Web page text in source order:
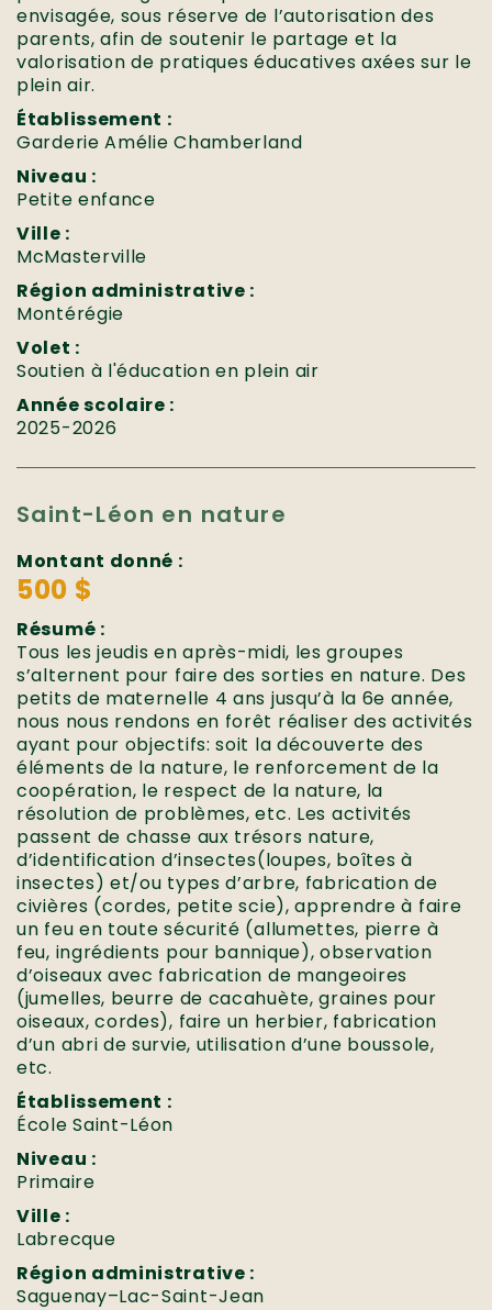
envisagée, sous réserve de l’autorisation des
parents, afin de soutenir le partage et la
valorisation de pratiques éducatives axées sur le
plein air.
Établissement :
Garderie Amélie Chamberland
Niveau :
Petite enfance
Ville :
McMasterville
Région administrative :
Montérégie
Volet :
Soutien à l'éducation en plein air
Année scolaire :
2025-2026
Saint-Léon en nature
Montant donné :
500 $
Résumé :
Tous les jeudis en après-midi, les groupes
s’alternent pour faire des sorties en nature. Des
petits de maternelle 4 ans jusqu’à la 6e année,
nous nous rendons en forêt réaliser des activités
ayant pour objectifs: soit la découverte des
éléments de la nature, le renforcement de la
coopération, le respect de la nature, la
résolution de problèmes, etc. Les activités
passent de chasse aux trésors nature,
d’identification d’insectes(loupes, boîtes à
insectes) et/ou types d’arbre, fabrication de
civières (cordes, petite scie), apprendre à faire
un feu en toute sécurité (allumettes, pierre à
feu, ingrédients pour bannique), observation
d’oiseaux avec fabrication de mangeoires
(jumelles, beurre de cacahuète, graines pour
oiseaux, cordes), faire un herbier, fabrication
d’un abri de survie, utilisation d’une boussole,
etc.
Établissement :
École Saint-Léon
Niveau :
Primaire
Ville :
Labrecque
Région administrative :
Saguenay–Lac-Saint-Jean